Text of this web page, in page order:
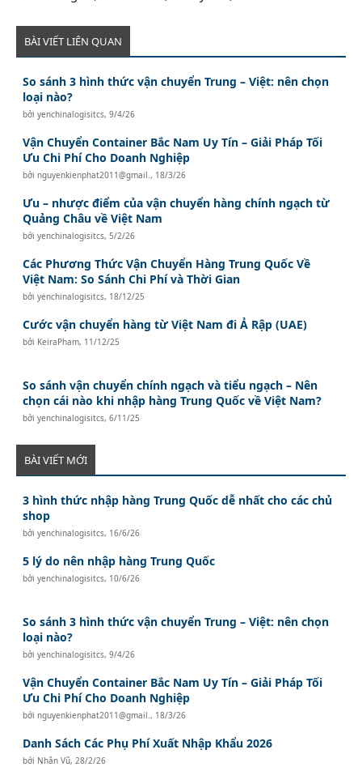
BÀI VIẾT LIÊN QUAN
So sánh 3 hình thức vận chuyển Trung – Việt: nên chọn
loại nào?
bởiyenchinalogisitcs,9/4/26
Vận Chuyển Container Bắc Nam Uy Tín – Giải Pháp Tối
Ưu Chi Phí Cho Doanh Nghiệp
bởinguyenkienphat2011@gmail., 18/3/26
Ưu – nhược điểm của vận chuyển hàng chính ngạch từ
Quảng Châu về Việt Nam
bởiyenchinalogisitcs,5/2/26
Các Phương Thức Vận Chuyển Hàng Trung Quốc Về
Việt Nam: So Sánh Chi Phí và Thời Gian
bởiyenchinalogisitcs, 18/12/25
Cước vận chuyển hàng từ Việt Nam đi Ả Rập (UAE)
bởi KeiraPham, 11/12/25
So sánh vận chuyển chính ngạch và tiểu ngạch – Nên
chọn cái nào khi nhập hàng Trung Quốc về Việt Nam?
bởiyenchinalogisitcs,6/11/25
BÀI VIẾT MỚI
3 hình thức nhập hàng Trung Quốc dễ nhất cho các chủ
shop
bởiyenchinalogisitcs, 16/6/26
5 lý do nên nhập hàng Trung Quốc
bởiyenchinalogisitcs, 10/6/26
So sánh 3 hình thức vận chuyển Trung – Việt: nên chọn
loại nào?
bởiyenchinalogisitcs,9/4/26
Vận Chuyển Container Bắc Nam Uy Tín – Giải Pháp Tối
Ưu Chi Phí Cho Doanh Nghiệp
bởinguyenkienphat2011@gmail., 18/3/26
Danh Sách Các Phụ Phí Xuất Nhập Khẩu 2026
bởi Nhân Vũ,28/2/26